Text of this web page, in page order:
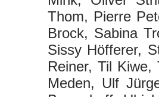
Thom, Pierre
Brock, Sabina
Sissy Höfferer,
Reiner, Til Kiwe,
Meden, Ulf